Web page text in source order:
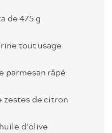
de 475 g
tout usage
­parmesan râpé
zestes de citron
d’olive